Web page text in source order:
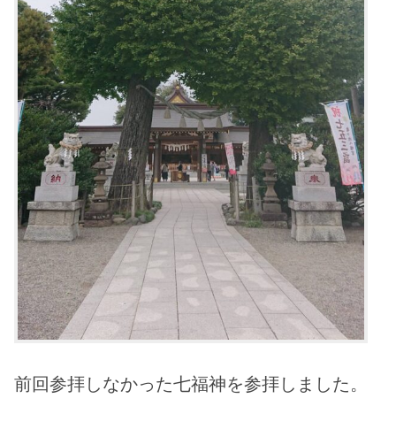
前回参拝しなかった七福神を参拝しました。